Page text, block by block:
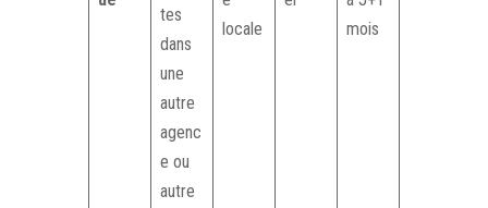
tes
dans
une
autre
agenc
e ou
autre
locale
mois